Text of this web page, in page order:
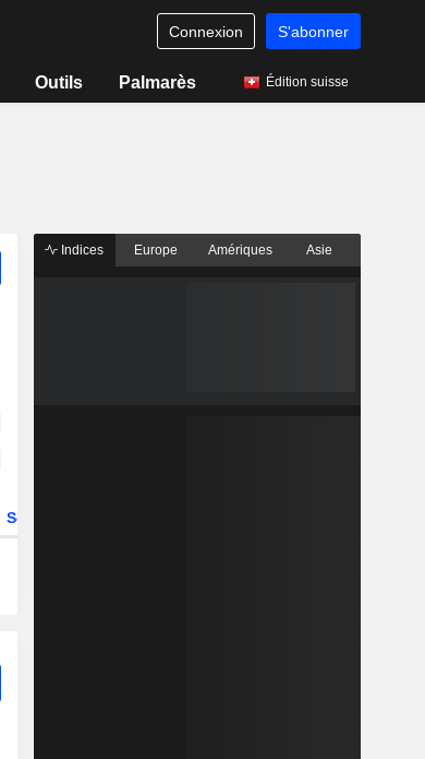
Connexion S'abonner
Outils Palmarès Édition suisse
Secteur
Indices Europe Amériques Asie